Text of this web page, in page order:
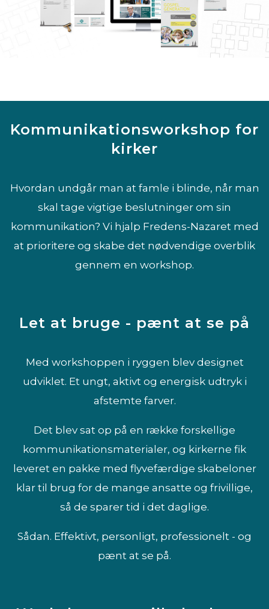
Kommunikationsworkshop for
kirker
Hvordan undgår man at famle i blinde, når man
skal tage vigtige beslutninger om sin
kommunikation? Vi hjalp Fredens-Nazaret med
at prioritere og skabe det nødvendige overblik
gennem en workshop.
Let at bruge - pænt at se på
Med workshoppen i ryggen blev designet
udviklet. Et ungt, aktivt og energisk udtryk i
afstemte farver.
Det blev sat op på en række forskellige
kommunikationsmaterialer, og kirkerne fik
leveret en pakke med flyvefærdige skabeloner
klar til brug for de mange ansatte og frivillige,
så de sparer tid i det daglige.
Sådan. Effektivt, personligt, professionelt - og
pænt at se på.